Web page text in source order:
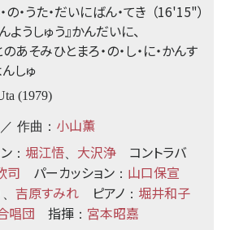
（16'15"）
の・うた・だいにばん・てき
ようしゅう』かんだいに、
あそみひとまろ・の・し・に・かんす
んしゅ
(1979)
作曲： 小山薫
： 堀江悟 大沢浄
コントラバ
司 パーカッション ： 山口保宣
吉原すみれ ピアノ ： 堀井和子
唱団
指揮 ： 宮本昭嘉